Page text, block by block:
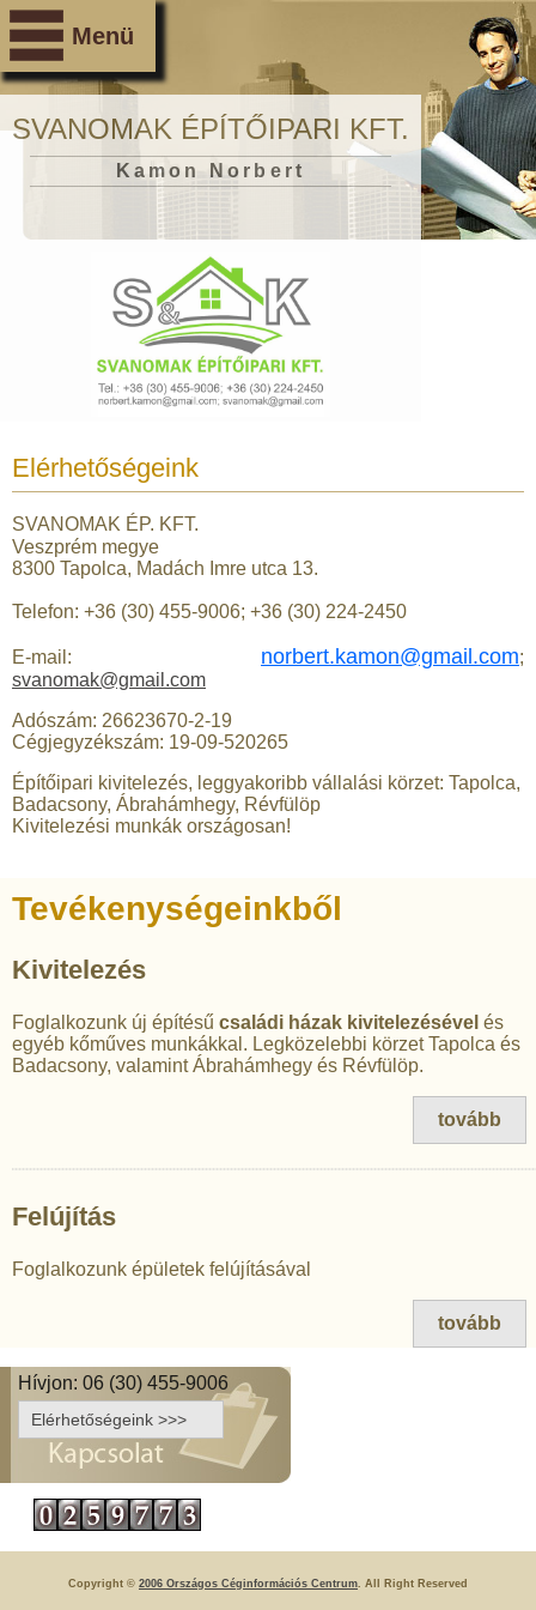
SVANOMAK ÉPÍTŐIPARI KFT.
Kamon Norbert
Menü
Tevékenységeinkből
Kivitelezés
Foglalkozunk új építésű családi házak kivitelezésével és
egyéb kőműves munkákkal. Legközelebbi körzet Tapolca és
Badacsony, valamint Ábrahámhegy és Révfülöp.
tovább
Felújítás
Foglalkozunk épületek felújításával
tovább
Hívjon: 06 (30) 455-9006
Elérhetőségeink >>>
Elérhetőségeink
SVANOMAK ÉP. KFT.
Veszprém megye
8300 Tapolca, Madách Imre utca 13.
Telefon: +36 (30) 455-9006; +36 (30) 224-2450
E-mail: norbert.kamon@gmail.com;
svanomak@gmail.com
Adószám: 26623670-2-19
Cégjegyzékszám: 19-09-520265
Építőipari kivitelezés, leggyakoribb vállalási körzet: Tapolca,
Badacsony, Ábrahámhegy, Révfülöp
Kivitelezési munkák országosan!
Copyright © 2006 Országos Céginformációs Centrum. All Right Reserved